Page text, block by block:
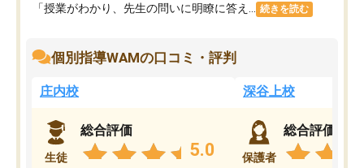
「授業がわかり、先生の問いに明瞭に答え... 続きを読む
個別指導WAMの口コミ・評判
庄内校
生徒
総合評価
5.0
深谷上校
保護者
総合評価